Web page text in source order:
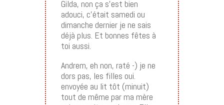
Gilda, non ça s’est bien
adouci, c’était samedi ou
dimanche dernier je ne sais
déjà plus. Et bonnes fêtes à
toi aussi.
Andrem, eh non, raté -) je ne
dors pas, les filles oui.
envoyée au lit tôt (minuit)
tout de même par ma mère